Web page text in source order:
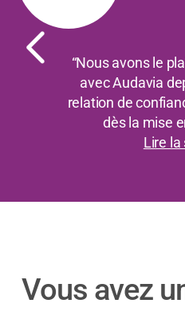
“Nous avons le
avec Audavia
relation de
dès la mise
Lire la
Vous avez